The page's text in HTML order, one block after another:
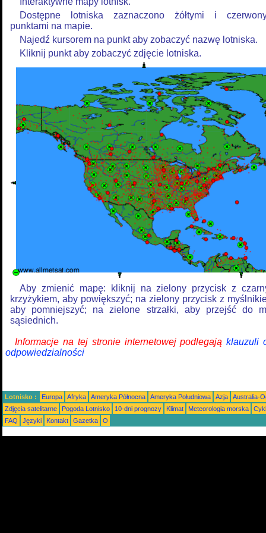
Dostępne lotniska zaznaczono żółtymi i
punktami na mapie.
Najedź kursorem na punkt aby zobaczyć nazwę lotniska.
Kliknij punkt aby zobaczyć zdjęcie lotniska.
Aby zmienić mapę: kliknij na zielony przycisk z
krzyżykiem, aby powiększyć; na zielony przycisk z
aby pomniejszyć; na zielone strzałki, aby przejść do
sąsiednich.
Informacje na tej stronie internetowej podlegająklauzuli
odpowiedzialności
Lotnisko : Europa Afryka Ameryka Północna Ameryka Południowa Azja
Australia-
Zdjęcia satelitarne
Pogoda Lotnisko 10-dni prognozy Klimat Meteorologia morska
FAQ
Języki Kontakt Gazetka O